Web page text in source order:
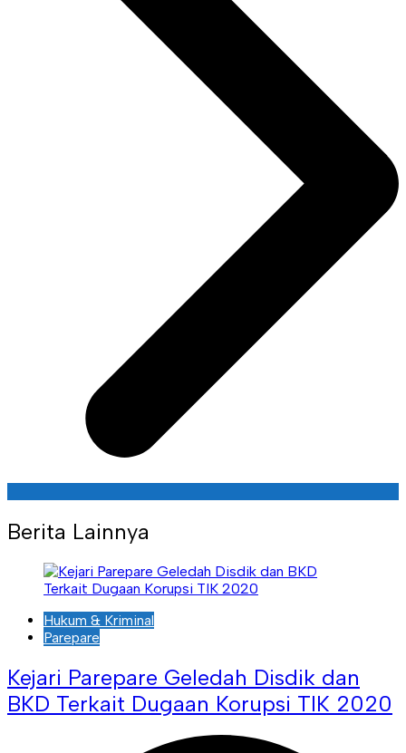
Berita Lainnya
Hukum & Kriminal
Parepare
Kejari Parepare Geledah Disdik dan
BKD Terkait Dugaan Korupsi TIK 2020